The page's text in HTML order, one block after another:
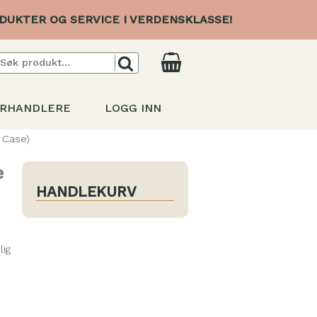
OG SERVICE I VERDENSKLASSE!
LOGG INN
HANDLEKURV